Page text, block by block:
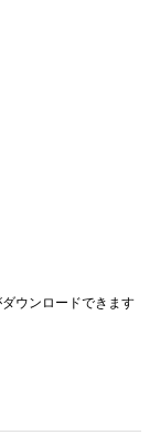
ウンロードできます